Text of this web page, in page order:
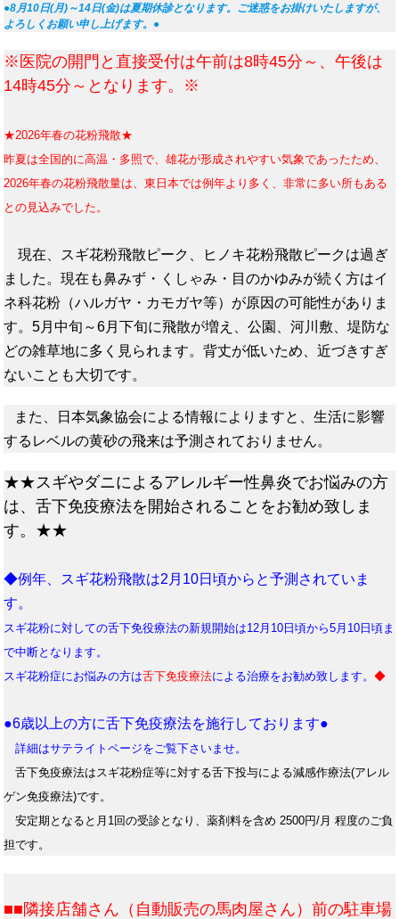
●8月10日(月)～14日(金)は夏期休診となります。ご迷惑をお掛けいたしますが、
よろしくお願い申し上げます。●
※医院の開門と直接受付は午前は8時45分～、午後は
14時45分～となります。※
★2026年春の花粉飛散★
昨夏は全国的に高温・多照で、雄花が形成されやすい気象であったため、
2026年春の花粉飛散量は、東日本では例年より多く、非常に多い所もある
との見込みでした。
現在、スギ花粉飛散ピーク、ヒノキ花粉飛散ピークは過ぎ
ました。現在も鼻みず・くしゃみ・目のかゆみが続く方はイ
ネ科花粉（ハルガヤ・カモガヤ等）が原因の可能性がありま
す。5月中旬～6月下旬に飛散が増え、公園、河川敷、堤防な
どの雑草地に多く見られます。背丈が低いため、近づきすぎ
ないことも大切です。
また、日本気象協会による情報によりますと、生活に影響
するレベルの黄砂の飛来は予測されておりません。
★★スギやダニによるアレルギー性鼻炎でお悩みの方
は、舌下免疫療法を開始されることをお勧め致しま
す。★★
◆例年、スギ花粉飛散は2月10日頃からと予測されていま
す。
スギ花粉に対しての舌下免役療法の新規開始は12月10日頃から5月10日頃ま
で中断となります。
スギ花粉症にお悩みの方は舌下免疫療法による治療をお勧め致します。◆
●6歳以上の方に舌下免疫療法を施行しております●
詳細はサテライトページをご覧下さいませ。
舌下免疫療法はスギ花粉症等に対する舌下投与による減感作療法(アレル
ゲン免疫療法)です。
安定期となると月1回の受診となり、薬剤料を含め 2500円/月 程度のご負
担です。
■■隣接店舗さん（自動販売の馬肉屋さん）前の駐車場